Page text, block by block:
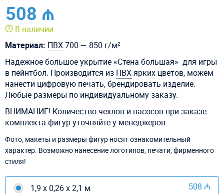
508 ₼
В наличии
Материал: ПВХ700 — 850 г/м²
Надежное большое укрытие «Стена большая» для игры
в пейнтбол. Производится из ПВХярких цветов, можем
нанести цифровую печать, брендировать изделие.
Любые размеры по индивидуальному заказу.
ВНИМАНИЕ! Количество чехлов и насосов при заказе
комплекта фигур уточняйте у менеджеров.
Фото, макеты и размеры фигур носят ознакомительный
характер. Возможно нанесение логотипов, печати, фирменного
стиля!
1,9 х 0,26 х 2,1 м 508 ₼